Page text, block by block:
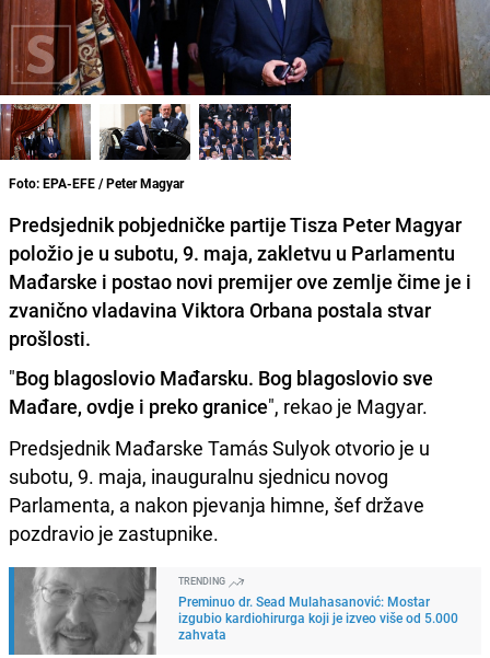
Foto: EPA-EFE / Peter Magyar
Predsjednik pobjedničke partije Tisza Peter Magyar
položio je u subotu, 9. maja, zakletvu u Parlamentu
Mađarske i postao novi premijer ove zemlje čime je i
zvanično vladavina Viktora Orbana postala stvar
prošlosti.
"Bog blagoslovio Mađarsku. Bog blagoslovio sve
Mađare, ovdje i preko granice", rekao je Magyar.
Predsjednik Mađarske Tamás Sulyok otvorio je u
subotu, 9. maja, inauguralnu sjednicu novog
Parlamenta, a nakon pjevanja himne, šef države
pozdravio je zastupnike.
TRENDING
Preminuo dr. Sead Mulahasanović: Mostar
izgubio kardiohirurga koji je izveo više od 5.000
zahvata